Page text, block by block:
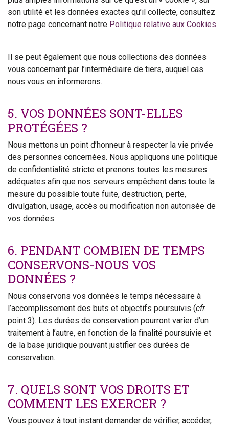
son utilité et les données exactes qu’il collecte, consultez
notre page concernant notre Politique relative aux Cookies.
Il se peut également que nous collections des données
vous concernant par l’intermédiaire de tiers, auquel cas
nous vous en informerons.
5. VOS DONNÉES SONT-ELLES
PROTÉGÉES ?
Nous mettons un point d’honneur à respecter la vie privée
des personnes concernées. Nous appliquons une politique
de confidentialité stricte et prenons toutes les mesures
adéquates afin que nos serveurs empêchent dans toute la
mesure du possible toute fuite, destruction, perte,
divulgation, usage, accès ou modification non autorisée de
vos données.
6. PENDANT COMBIEN DE TEMPS
CONSERVONS-NOUS VOS
DONNÉES ?
Nous conservons vos données le temps nécessaire à
l’accomplissement des buts et objectifs poursuivis (cfr.
point 3). Les durées de conservation pourront varier d’un
traitement à l’autre, en fonction de la finalité poursuivie et
de la base juridique pouvant justifier ces durées de
conservation.
7. QUELS SONT VOS DROITS ET
COMMENT LES EXERCER ?
Vous pouvez à tout instant demander de vérifier, accéder,